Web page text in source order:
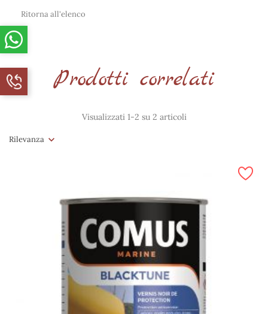
Ritorna all'elenco
Prodotti correlati
Rilevanza
Visualizzati 1-2 su 2 articoli